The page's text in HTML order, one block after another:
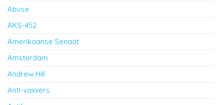
Abuse
AKS-452
Amerikaanse Senaat
Amsterdam
Andrew Hill
Anti-vaxxers